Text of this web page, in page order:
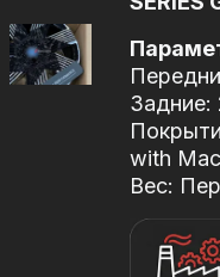
Задние:
with
Вес: